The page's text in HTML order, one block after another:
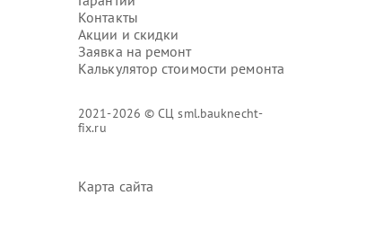
Контакты
Акции и скидки
Заявка на ремонт
Калькулятор стоимости ремонта
2021-2026 © СЦ sml.bauknecht-
fix.ru
Карта сайта